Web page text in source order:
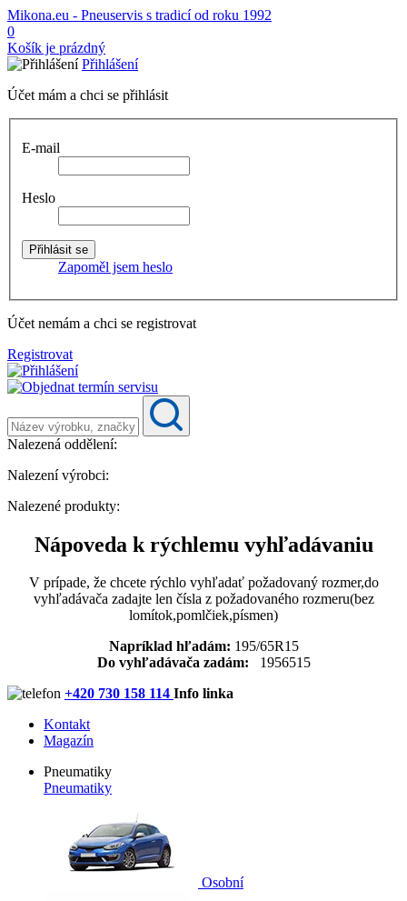
Mikona.eu - Pneuservis s tradicí od roku 1992
0
Košík je prázdný
Přihlášení
Účet mám a chci se přihlásit
E-mail
Heslo
Zapoměl jsem heslo
Účet nemám a chci se registrovat
Registrovat
Nalezená oddělení:
Nalezení výrobci:
Nalezené produkty:
Nápoveda k rýchlemu vyhľadávaniu
V prípade, že chcete rýchlo vyhľadať požadovaný rozmer,do
vyhľadávača zadajte len čísla z požadovaného rozmeru(bez
lomítok,pomlčiek,písmen)
Napríklad hľadám: 195/65R15
Do vyhľadávača zadám: 1956515
+420 730 158 114 Info linka
Kontakt
Magazín
Pneumatiky
Pneumatiky
Osobní